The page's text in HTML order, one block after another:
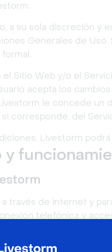
a su sola discreción y
Generales de
el Sitio Web y/o el
acepta los
le concede un
corresponde, del
Livestorm
y
través de internet y
telefónica y
de equipo para